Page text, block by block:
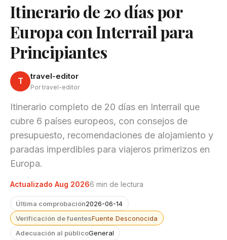
Itinerario de 20 días por
Europa con Interrail para
Principiantes
T travel-editor
Por travel-editor
Itinerario completo de 20 días en Interrail que
cubre 6 países europeos, con consejos de
presupuesto, recomendaciones de alojamiento y
paradas imperdibles para viajeros primerizos en
Europa.
Actualizado Aug 20266 min de lectura
Última comprobación2026-06-14
Verificación de fuentesFuente Desconocida
Adecuación al públicoGeneral